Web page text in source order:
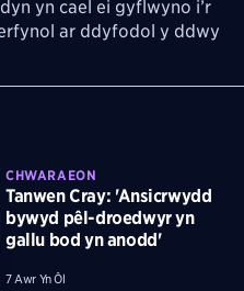
yn cael ei gyflwyno i’r
ar ddyfodol y ddwy
CHWARAEON
Tanwen Cray: 'Ansicrwydd
bywyd pêl-droedwyr yn
gallu bod yn anodd'
7 Awr Yn Ôl